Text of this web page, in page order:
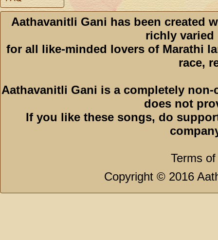
Aathavanitli Gani has been created
richly varied
for all like-minded lovers of Marathi
race,
Aathavanitli Gani is a completely
does not
If you like these songs, do
Terms
Copyright © 2016